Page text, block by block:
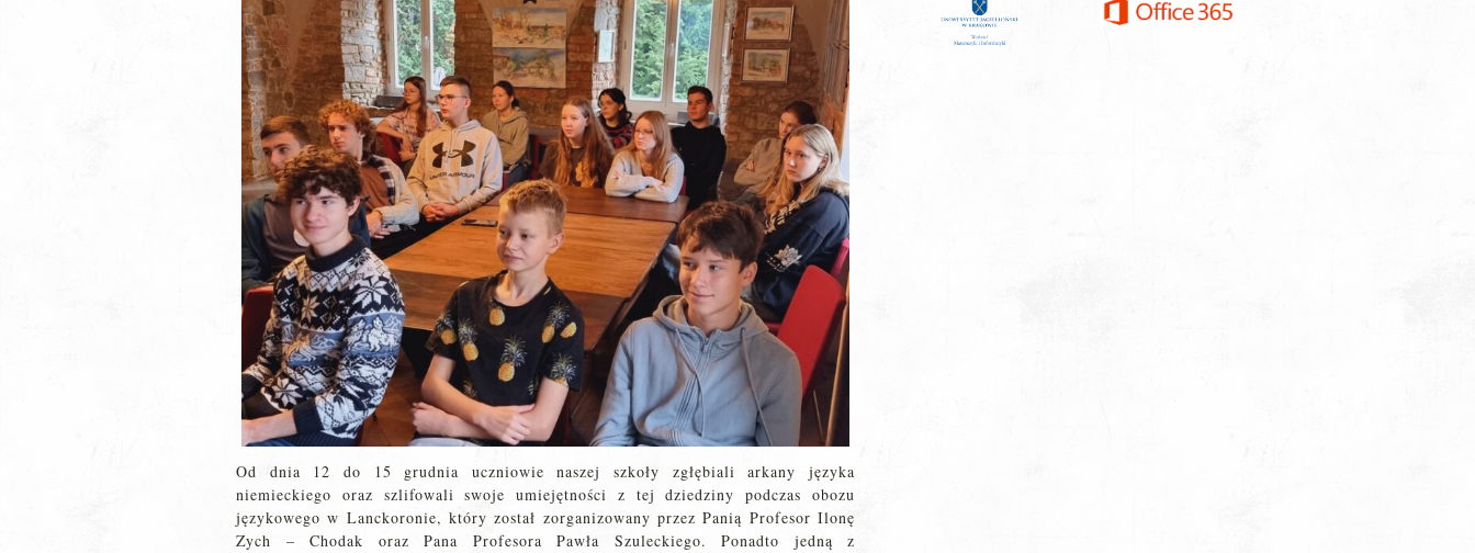
Od dnia 12 do 15 grudnia uczniowie naszej szkoły zgłębiali arkany języka
niemieckiego oraz szlifowali swoje umiejętności z tej dziedziny podczas obozu
językowego w Lanckoronie, który został zorganizowany przez Panią Profesor Ilonę
Zych – Chodak oraz Pana Profesora Pawła Szuleckiego. Ponadto jedną z